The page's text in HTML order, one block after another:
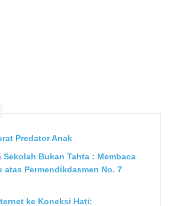
Predator Anak
Sekolah Bukan Tahta : Membaca
atas Permendikdasmen No. 7
ke Koneksi Hati: